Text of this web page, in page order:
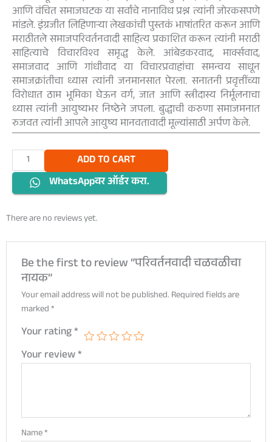
आणि वंचित समाजघटक या सर्वांचे नानाविध प्रश्न त्यांनी जोरकसपणे
मांडले. इंग्रजीत लिहिणाऱ्या लेखकांची पुस्तकं भाषांतरित करून आणि
मराठीतले समाजपरिवर्तनवादी साहित्य प्रकाशित करून त्यांनी मराठी
साहित्याचे विचारविश्व समृद्ध केले. आंबेडकरवाद, मार्क्सवाद,
समाजवाद आणि गांधीवाद या विचारप्रवाहांचा समन्वय साधून
समाजक्रांतीचा ध्यास त्यांनी जनमानसात पेरला. सनातनी प्रवृत्तींच्या
विरोधात ठाम भूमिका घेऊन वर्ग, जात आणि स्त्रीदास्य निर्मूलनाचा
ध्यास त्यांनी आयुष्यभर निष्ठेने जपला. बुद्धाची करुणा समाजमनात
रुजवत त्यांनी आपले आयुष्य मानवतावादी मूल्यांसाठी अर्पण केले.
परिवर्तनवादी
चळवळीचा
नायक
quantity
ADD TO CART
WhatsAppवर ऑर्डर करा.
There are no reviews yet.
Be the first to review “परिवर्तनवादी चळवळीचा
नायक”
Your email address will not be published. Required fields are
marked*
Your rating*
Your review*
Name*